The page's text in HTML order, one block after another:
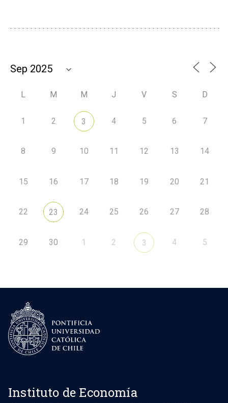
L M M J V S D
1 2 3 4 5 6 7
8 9 10 11 12 13 14
15 16 17 18 19 20 21
22 23 24 25 26 27 28
29 30 1 2 3 4 5
Instituto de Economía